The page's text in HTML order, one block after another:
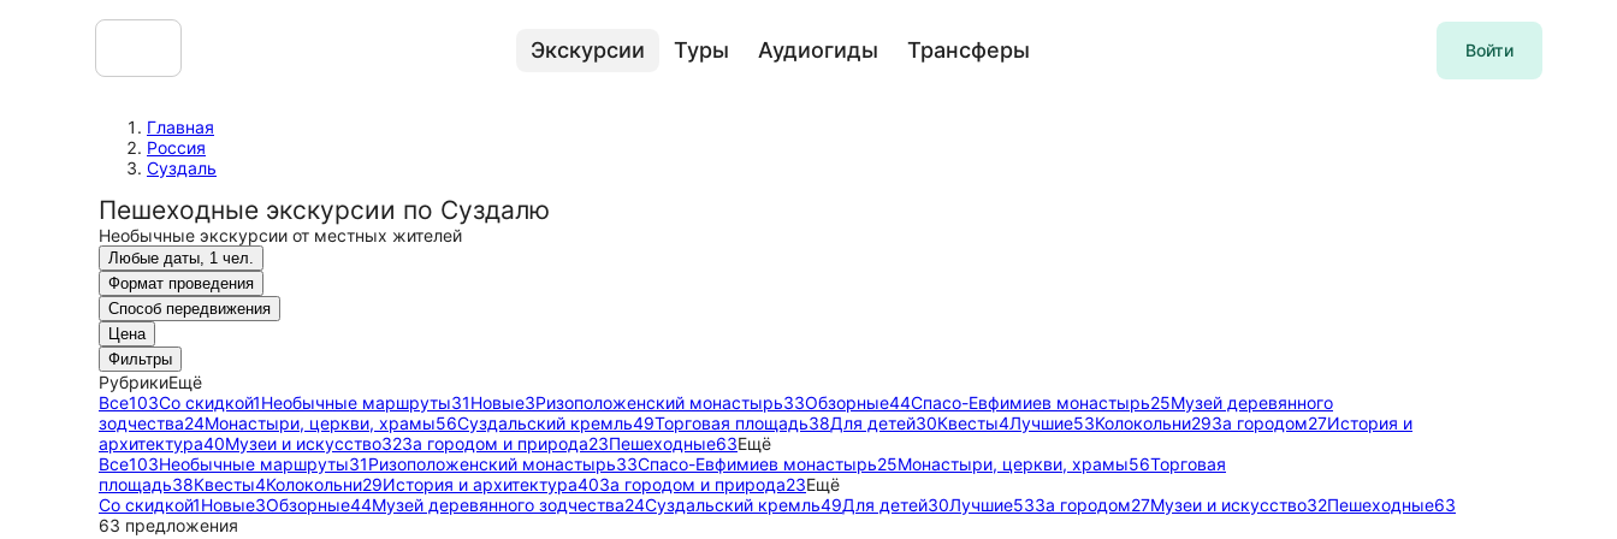
Экскурсии Туры Аудиогиды Трансферы Войти
Главная
Россия
Суздаль
Пешеходные экскурсии по Суздалю
Необычные экскурсии от местных жителей
Любые даты, 1 чел.
Формат проведения
Способ передвижения
Цена
Фильтры
РубрикиЕщё
Все103Со скидкой1Необычные маршруты31Новые3Ризоположенский монастырь33Обзорные44Спасо-Евфимиев монастырь25Музей деревянного
зодчества24Монастыри, церкви, храмы56Суздальский кремль49Торговая площадь38Для детей30Квесты4Лучшие53Колокольни29За городом27История и
архитектура40Музеи и искусство32За городом и природа23Пешеходные63Ещё
Все103Необычные маршруты31Ризоположенский монастырь33Спасо-Евфимиев монастырь25Монастыри, церкви, храмы56Торговая
площадь38Квесты4Колокольни29История и архитектура40За городом и природа23Ещё
Со скидкой1Новые3Обзорные44Музей деревянного зодчества24Суздальский кремль49Для детей30Лучшие53За городом27Музеи и искусство32Пешеходные63
63 предложения